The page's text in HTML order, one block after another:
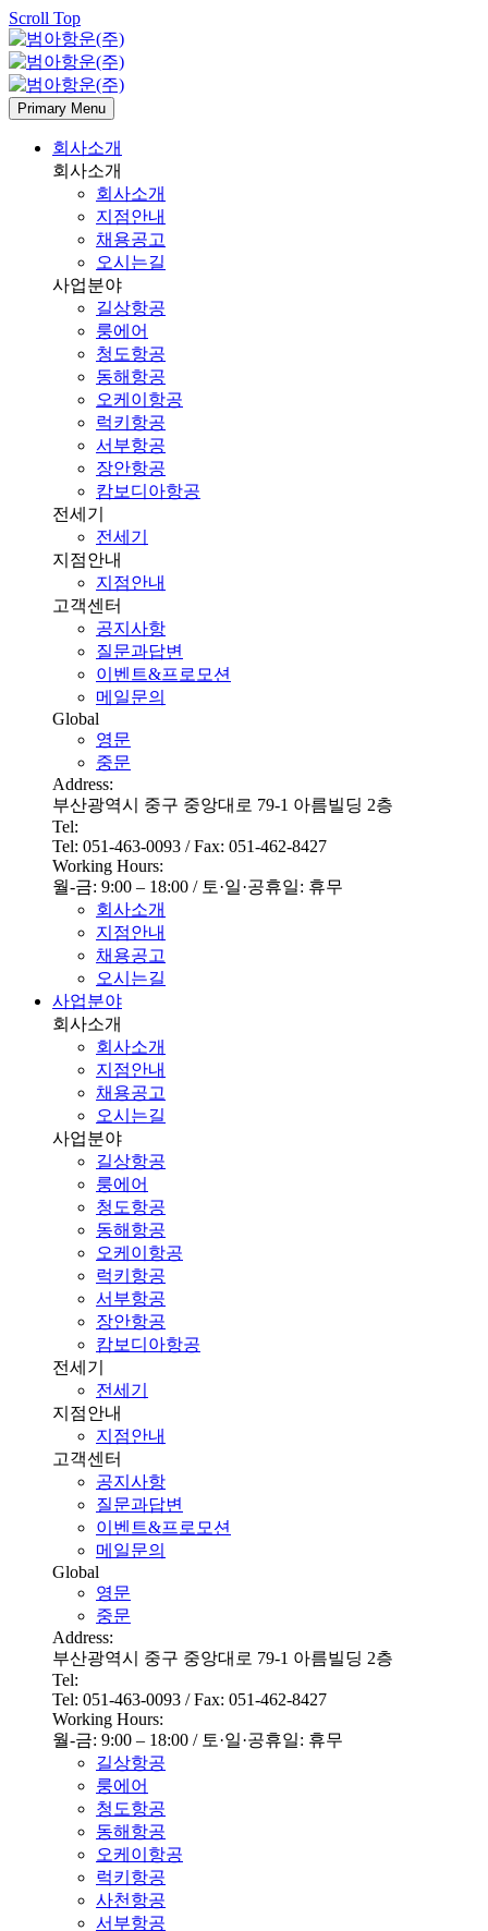
Scroll Top
Primary Menu
회사소개
회사소개
회사소개
지점안내
채용공고
오시는길
사업분야
길상항공
룽에어
청도항공
동해항공
오케이항공
럭키항공
서부항공
장안항공
캄보디아항공
전세기
전세기
지점안내
지점안내
고객센터
공지사항
질문과답변
이벤트&프로모션
메일문의
Global
영문
중문
Address:
부산광역시 중구 중앙대로 79-1 아름빌딩 2층
Tel:
Tel: 051-463-0093 / Fax: 051-462-8427
Working Hours:
월-금: 9:00 – 18:00 / 토·일·공휴일: 휴무
회사소개
지점안내
채용공고
오시는길
사업분야
회사소개
회사소개
지점안내
채용공고
오시는길
사업분야
길상항공
룽에어
청도항공
동해항공
오케이항공
럭키항공
서부항공
장안항공
캄보디아항공
전세기
전세기
지점안내
지점안내
고객센터
공지사항
질문과답변
이벤트&프로모션
메일문의
Global
영문
중문
Address:
부산광역시 중구 중앙대로 79-1 아름빌딩 2층
Tel:
Tel: 051-463-0093 / Fax: 051-462-8427
Working Hours:
월-금: 9:00 – 18:00 / 토·일·공휴일: 휴무
길상항공
룽에어
청도항공
동해항공
오케이항공
럭키항공
사천항공
서부항공